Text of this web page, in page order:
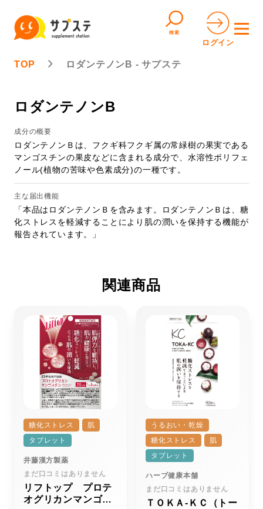
検索
ログイン
TOP ロダンテノンB - サプステ
ロダンテノンB
成分の概要
ロダンテノンＢは、フクギ科フクギ属の常緑樹の果実である
マンゴスチンの果皮などに含まれる成分で、水溶性ポリフェ
ノール(植物の苦味や色素成分)の一種です。
主な届出機能
「本品はロダンテノンＢを含みます。ロダンテノンＢは、糖
化ストレスを軽減することにより肌の潤いを保持する機能が
報告されています。」
関連商品
糖化ストレス
肌
タブレット
井藤漢方製薬
まだ口コミはありません
リフトップ プロテ
オグリカンマンゴス
うるおい・乾燥
糖化ストレス
肌
タブレット
ハーブ健康本舗
まだ口コミはありません
ＴＯＫＡ‐ＫＣ（トー